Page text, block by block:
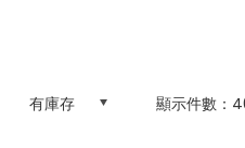
有庫存 顯示件數：